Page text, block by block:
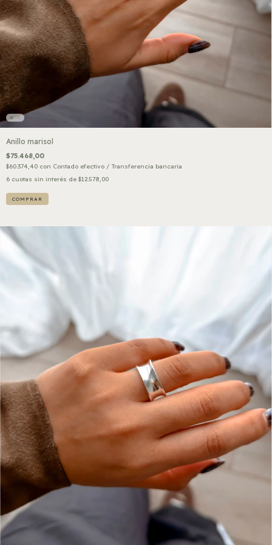
Anillo marisol
$75.468,00
$60.374,40 con Contado efectivo / Transferencia bancaria
6 cuotas sin interés de $12.578,00
COMPRAR